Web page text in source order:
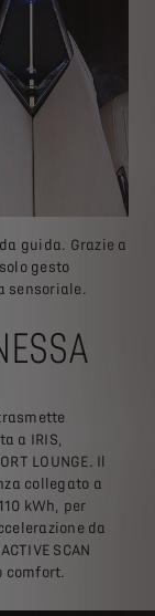
guida. Grazie a
gesto
sensoriale.
a IRIS,
LOUNGE. Il
collegato a
kWh, per
da
SCAN
comfort.